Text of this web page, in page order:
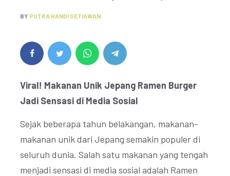
BY PUTRA HANDI SETIAWAN
Viral! Makanan Unik Jepang Ramen Burger
Jadi Sensasi di Media Sosial
Sejak beberapa tahun belakangan, makanan-
makanan unik dari Jepang semakin populer di
seluruh dunia. Salah satu makanan yang tengah
menjadi sensasi di media sosial adalah Ramen